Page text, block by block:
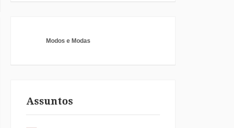
Modos e Modas
Assuntos